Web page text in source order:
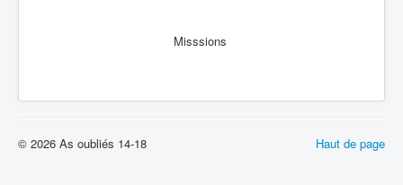
Misssions
Haut de page
© 2026 As oubliés 14-18